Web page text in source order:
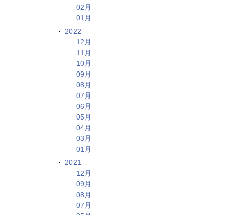
02月
01月
2022
12月
11月
10月
09月
08月
07月
06月
05月
04月
03月
01月
2021
12月
09月
08月
07月